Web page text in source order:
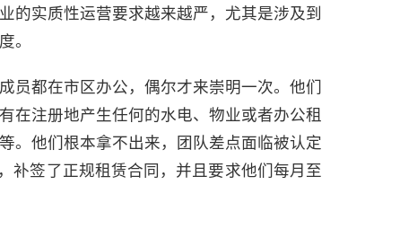
的实质性运营要求越来越严，尤其是涉及到
。
员都在市区办公，偶尔才来崇明一次。他们
在注册地产生任何的水电、物业或者办公租
。他们根本拿不出来，团队差点面临被认定
补签了正规租赁合同，并且要求他们每月至